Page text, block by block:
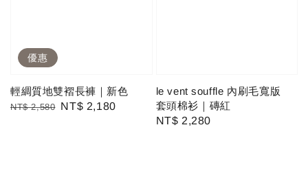
優惠
輕綢質地雙褶長褲｜新色
Regular
NT$ 2,580 Sale
NT$ 2,180
le vent souffle 內刷毛寬版
套頭棉衫｜磚紅
Regular
NT$ 2,280